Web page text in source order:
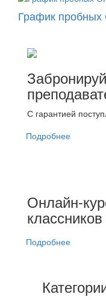
График
С гарантией
Подробнее
Онлайн-
классников
Подробнее